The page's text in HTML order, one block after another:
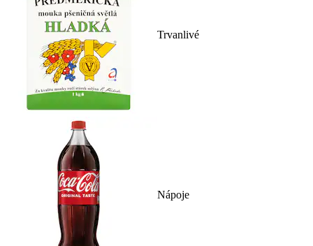
Trvanlivé
Nápoje